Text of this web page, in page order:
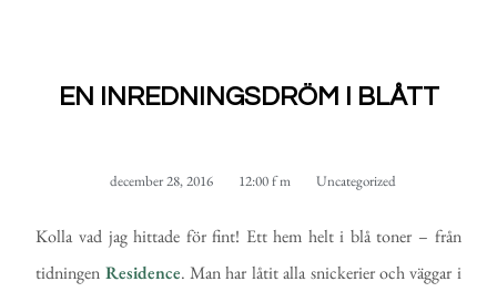
EN INREDNINGSDRÖM I BLÅTT
december 28, 2016 12:00 f m Uncategorized
Kolla vad jag hittade för fint! Ett hem helt i blå toner – från
tidningen Residence. Man har låtit alla snickerier och väggar i